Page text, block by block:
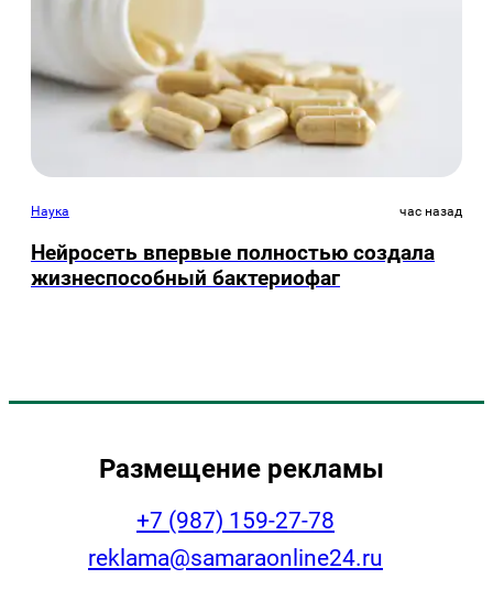
Наука час назад
Нейросеть впервые полностью создала
жизнеспособный бактериофаг
Размещение рекламы
+7 (987) 159-27-78
reklama@samaraonline24.ru